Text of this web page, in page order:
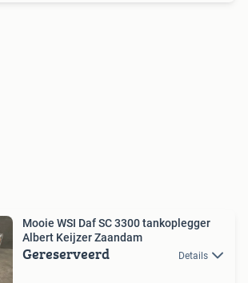
Mooie WSI Daf SC 3300 tankoplegger
Albert Keijzer Zaandam
Gereserveerd Details